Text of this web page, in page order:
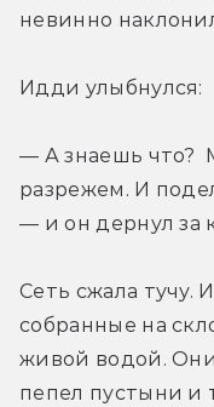
невинно
Идди улыбнулся:
— А знаешь что?
разрежем. И
— и он дернул за
Сеть сжала тучу.
собранные на
живой водой.
пепел пустыни и